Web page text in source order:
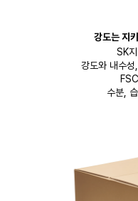
강도는 지
SK
강도와 내수성
수분,